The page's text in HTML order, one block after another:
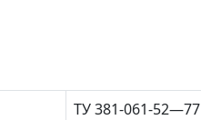
ТУ 381-061-52—77